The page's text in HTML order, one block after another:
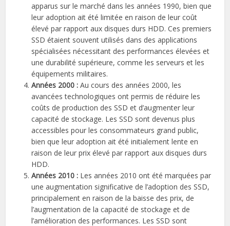
apparus sur le marché dans les années 1990, bien que
leur adoption ait été limitée en raison de leur coût
élevé par rapport aux disques durs HDD. Ces premiers
SSD étaient souvent utilisés dans des applications
spécialisées nécessitant des performances élevées et
une durabilité supérieure, comme les serveurs et les
équipements militaires.
Années 2000 : Au cours des années 2000, les
avancées technologiques ont permis de réduire les
coûts de production des SSD et d’augmenter leur
capacité de stockage. Les SSD sont devenus plus
accessibles pour les consommateurs grand public,
bien que leur adoption ait été initialement lente en
raison de leur prix élevé par rapport aux disques durs
HDD.
Années 2010 : Les années 2010 ont été marquées par
une augmentation significative de l’adoption des SSD,
principalement en raison de la baisse des prix, de
l’augmentation de la capacité de stockage et de
l’amélioration des performances. Les SSD sont